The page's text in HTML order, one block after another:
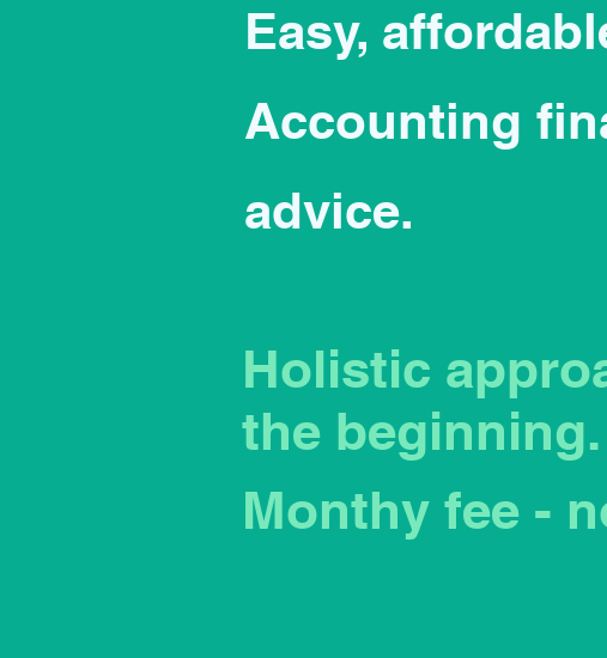
Easy,
Accounting
advice.
Holistic
the beginning.
Monthy fee -